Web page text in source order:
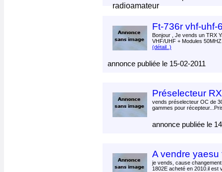
Ft-736r vhf-uhf-
Bonjour , Je vends un TRX
VHF/UHF + Modules
(détail..)
annonce publiée le 15-02-2011
Préselecteur
vends préselecteur OC de
gammes pour
annonce publiée le
A vendre yaesu
je vends, cause
1802E acheté en 2010.il est